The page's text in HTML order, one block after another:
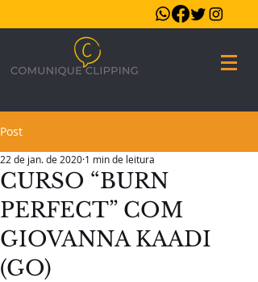
Post
CURSO “BURN
PERFECT” COM
GIOVANNA KAADI
(GO)
22 de jan. de 2020 1 min de leitura